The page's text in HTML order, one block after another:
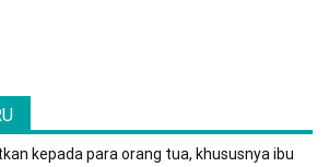
kepada para orang tua, khususnya ibu